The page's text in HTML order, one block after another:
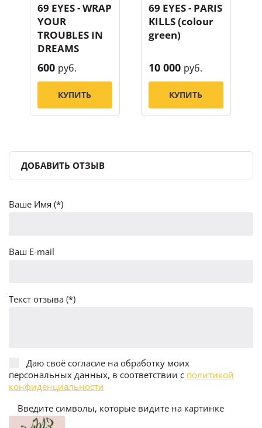
69 EYES - WRAP
YOUR
TROUBLES IN
DREAMS
600 руб.
КУПИТЬ
69 EYES - PARIS
KILLS (colour
green)
10 000 руб.
КУПИТЬ
ДОБАВИТЬ ОТЗЫВ
Ваше Имя (*)
Ваш E-mail
Текст отзыва (*)
Даю своё согласие на обработку моих
персональных данных, в соответствии с политикой
конфиденциальности
Введите символы, которые видите на картинке